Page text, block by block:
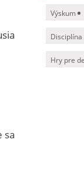
sa
Výskum
Hry pre